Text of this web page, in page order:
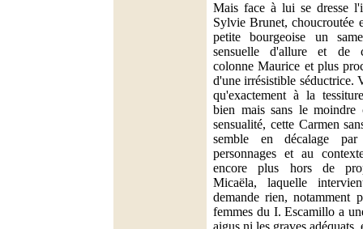
Mais face à lui se dresse
Sylvie Brunet, choucroutée
petite bourgeoise un
sensuelle d'allure et de
colonne Maurice et plus
d'une irrésistible séductrice.
qu'exactement à la
bien mais sans le
sensualité, cette Carmen
semble en décalage
personnages et au
encore plus hors de
Micaëla, laquelle
demande rien, notamment
femmes du I. Escamillo a
aigus ni les graves